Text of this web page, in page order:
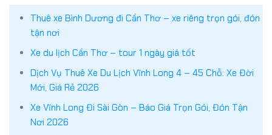
Thuê xe Bình Dương đi Cần Thơ – xe riêng trọn gói, đón
tận nơi
Xe du lịch Cần Thơ – tour 1 ngày giá tốt
Dịch Vụ Thuê Xe Du Lịch Vĩnh Long 4 – 45 Chỗ: Xe Đời
Mới, Giá Rẻ 2026
Xe Vĩnh Long Đi Sài Gòn – Báo Giá Trọn Gói, Đón Tận
Nơi 2026